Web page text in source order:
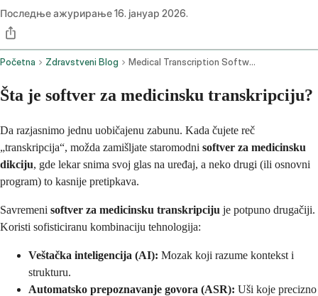
Последње ажурирање16. јануар 2026.
Početna Zdravstveni Blog Medical Transcription Software
Šta je softver za medicinsku transkripciju?
Da razjasnimo jednu uobičajenu zabunu. Kada čujete reč
„transkripcija“, možda zamišljate staromodni softver za medicinsku
dikciju, gde lekar snima svoj glas na uređaj, a neko drugi (ili osnovni
program) to kasnije pretipkava.
Savremeni softver za medicinsku transkripciju je potpuno drugačiji.
Koristi sofisticiranu kombinaciju tehnologija:
Veštačka inteligencija (AI): Mozak koji razume kontekst i
strukturu.
Automatsko prepoznavanje govora (ASR): Uši koje precizno